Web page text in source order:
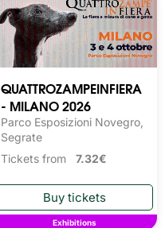
QUATTROZAMPEINFIERA
- MILANO 2026
Parco Esposizioni Novegro,
Segrate
Tickets from 7.32€
Exhibitions